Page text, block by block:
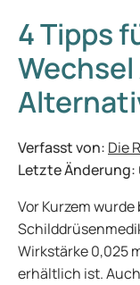
4 Tipps
Verfasst von: Die
Letzte Änderung:
Vor Kurzem
Wirkstärke 0,025
erhältlich ist.